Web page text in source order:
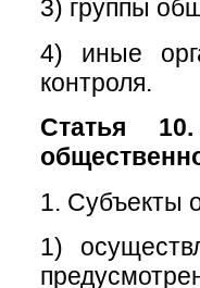
3) группы
4) иные
контроля.
Статья
1. Субъекты
1)